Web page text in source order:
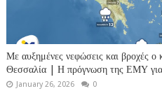
Με αυξημένες νεφώσεις και βροχές
Θεσσαλία | Η πρόγνωση της ΕΜΥ για
January 26, 2026 0